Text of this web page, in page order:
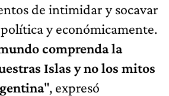
de intimidar y socavar
y económicamente.
comprenda la
Islas y no los mitos
", expresó